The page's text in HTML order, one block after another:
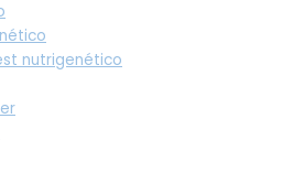
nutrigenético